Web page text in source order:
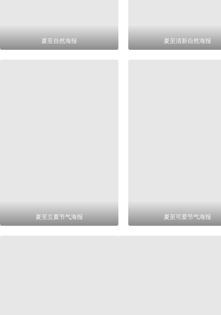
夏至自然海报 夏至清新自然海报
夏至立夏节气海报 夏至可爱节气海报